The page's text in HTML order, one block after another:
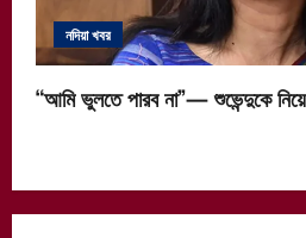
নদিয়া খবর
“আমি ভুলতে পারব না”— শুভেন্দুকে